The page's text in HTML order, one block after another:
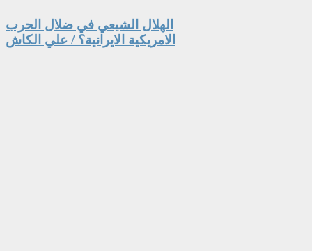
الهلال الشيعي في ضلال الحرب
الامريكية الايرانية؟ / علي الكاش